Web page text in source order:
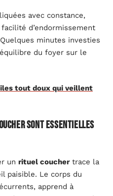
avec constance,
d’endormissement
minutes investies
du foyer sur le
tout doux qui veillent
sont essentielles
un rituel couchertrace la
paisible. Le corps du
apprend à